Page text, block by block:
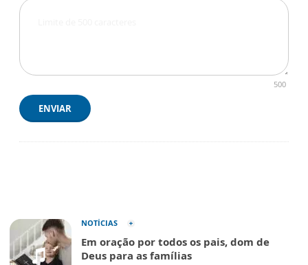
500
ENVIAR
NOTÍCIAS
Em oração por todos os pais, dom de
Deus para as famílias